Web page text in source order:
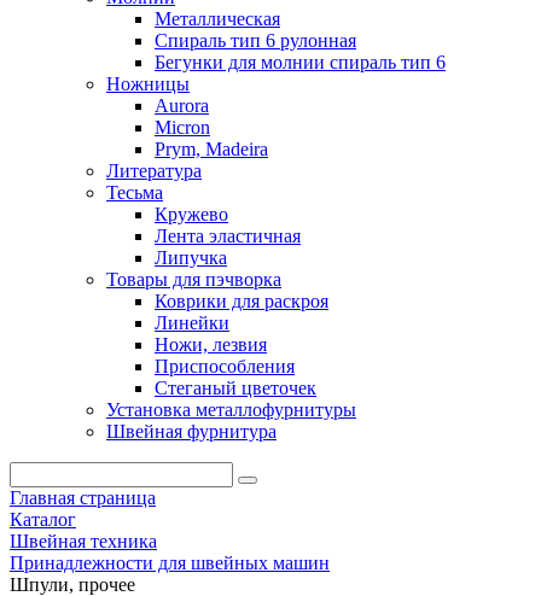
Металлическая
Спираль тип 6 рулонная
Бегунки для молнии спираль тип 6
Ножницы
Aurora
Micron
Prym, Madeira
Литература
Тесьма
Кружево
Лента эластичная
Липучка
Товары для пэчворка
Коврики для раскроя
Линейки
Ножи, лезвия
Приспособления
Стеганый цветочек
Установка металлофурнитуры
Швейная фурнитура
Главная страница
Каталог
Швейная техника
Принадлежности для швейных машин
Шпули, прочее